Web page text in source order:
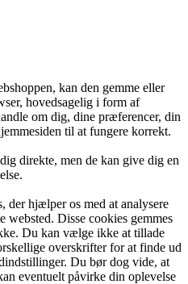
kan den gemme eller
hovedsagelig i form af
om dig, dine præferencer, din
til at fungere korrekt.
direkte, men de kan give dig en
der hjælper os med at analysere
websted. Disse cookies gemmes
Du kan vælge ikke at tillade
overskrifter for at finde ud
Du bør dog vide, at
eventuelt påvirke din oplevelse